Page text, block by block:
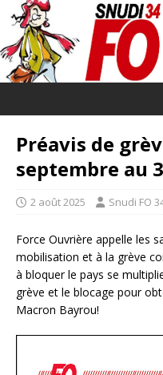
Préavis de
septembre au
2 août 2025 Snudi FO
Force Ouvrière appelle les
mobilisation et à la grève
à bloquer le pays se
grève et le blocage pour
Macron Bayrou!